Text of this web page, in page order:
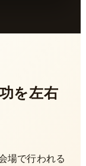
を左右
場で行われる